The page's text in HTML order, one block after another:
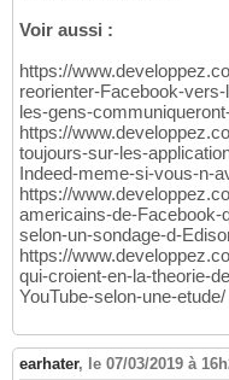
Voir aussi :
https://
reorienter-Facebook-
les-gens-
https://
toujours-sur-les-
Indeed-meme-si-vous-n-
https://
americains-de-Facebook-
selon-un-sondage-d-
https://
qui-croient-en-la-theorie-
YouTube-selon-une-etude/
earhater, le 07/03/2019 à